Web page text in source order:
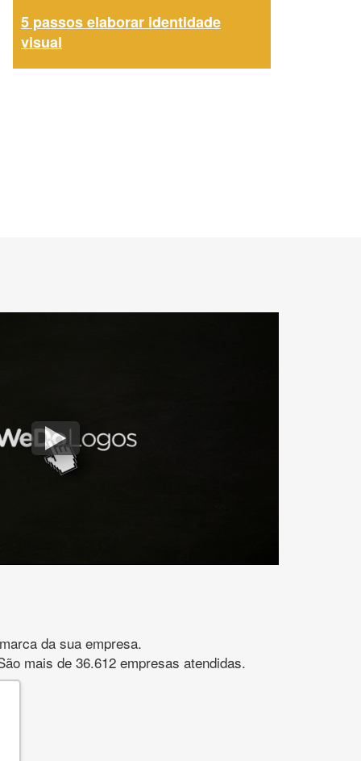
5 passos elaborar identidade
visual
da sua empresa.
mais de 36.612 empresas atendidas.